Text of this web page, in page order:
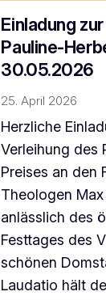
Einladung
Pauline-
30.05.2026
25. April 2026
Herzliche
Verleihung des
Preises an den
Theologen
anlässlich des
Festtages des
schönen
Laudatio hält